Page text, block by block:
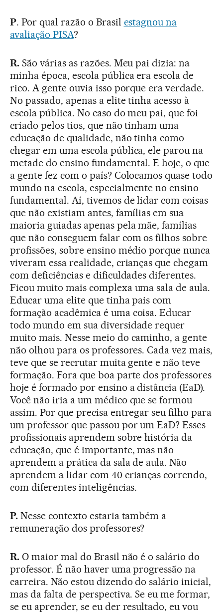
P. Por qual razão o Brasil estagnou na
avaliação PISA?
R. São várias as razões. Meu pai dizia: na
minha época, escola pública era escola de
rico. A gente ouvia isso porque era verdade.
No passado, apenas a elite tinha acesso à
escola pública. No caso do meu pai, que foi
criado pelos tios, que não tinham uma
educação de qualidade, não tinha como
chegar em uma escola pública, ele parou na
metade do ensino fundamental. E hoje, o que
a gente fez com o país? Colocamos quase todo
mundo na escola, especialmente no ensino
fundamental. Aí, tivemos de lidar com coisas
que não existiam antes, famílias em sua
maioria guiadas apenas pela mãe, famílias
que não conseguem falar com os filhos sobre
profissões, sobre ensino médio porque nunca
viveram essa realidade, crianças que chegam
com deficiências e dificuldades diferentes.
Ficou muito mais complexa uma sala de aula.
Educar uma elite que tinha pais com
formação acadêmica é uma coisa. Educar
todo mundo em sua diversidade requer
muito mais. Nesse meio do caminho, a gente
não olhou para os professores. Cada vez mais,
teve que se recrutar muita gente e não teve
formação. Fora que boa parte dos professores
hoje é formado por ensino a distância (EaD).
Você não iria a um médico que se formou
assim. Por que precisa entregar seu filho para
um professor que passou por um EaD? Esses
profissionais aprendem sobre história da
educação, que é importante, mas não
aprendem a prática da sala de aula. Não
aprendem a lidar com 40 crianças correndo,
com diferentes inteligências.
P. Nesse contexto estaria também a
remuneração dos professores?
R. O maior mal do Brasil não é o salário do
professor. É não haver uma progressão na
carreira. Não estou dizendo do salário inicial,
mas da falta de perspectiva. Se eu me formar,
se eu aprender, se eu der resultado, eu vou